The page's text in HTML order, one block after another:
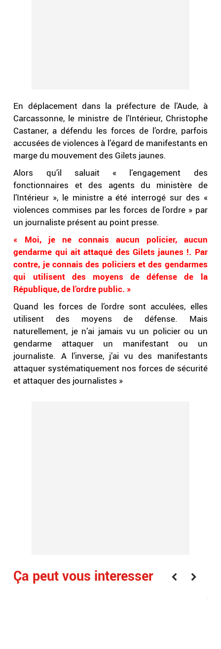
En déplacement dans la préfecture de l’Aude, à
Carcassonne, le ministre de l’Intérieur, Christophe
Castaner, a défendu les forces de l’ordre, parfois
accusées de violences à l’égard de manifestants en
marge du mouvement des Gilets jaunes.
Alors qu’il saluait « l’engagement des
fonctionnaires et des agents du ministère de
l’Intérieur », le ministre a été interrogé sur des «
violences commises par les forces de l’ordre » par
un journaliste présent au point presse.
« Moi, je ne connais aucun policier, aucun
gendarme qui ait attaqué des Gilets jaunes !. Par
contre, je connais des policiers et des gendarmes
qui utilisent des moyens de défense de la
République, de l’ordre public. »
Quand les forces de l’ordre sont acculées, elles
utilisent des moyens de défense. Mais
naturellement, je n’ai jamais vu un policier ou un
gendarme attaquer un manifestant ou un
journaliste. A l’inverse, j’ai vu des manifestants
attaquer systématiquement nos forces de sécurité
et attaquer des journalistes »
Ça peut vous interesser